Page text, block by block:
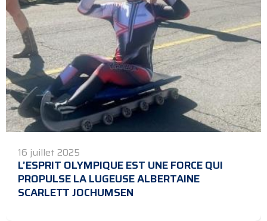
16 juillet 2025
L’ESPRIT OLYMPIQUE EST UNE FORCE QUI
PROPULSE LA LUGEUSE ALBERTAINE
SCARLETT JOCHUMSEN